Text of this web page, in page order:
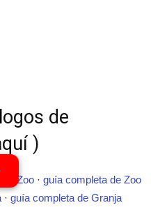
de
)
Zoo · guía completa de Zoo
· guía completa de Granja